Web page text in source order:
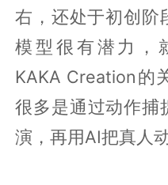
右，还处于初创阶
模型很有潜力，
KAKA Creation的
很多是通过动作
演，再用AI把真人